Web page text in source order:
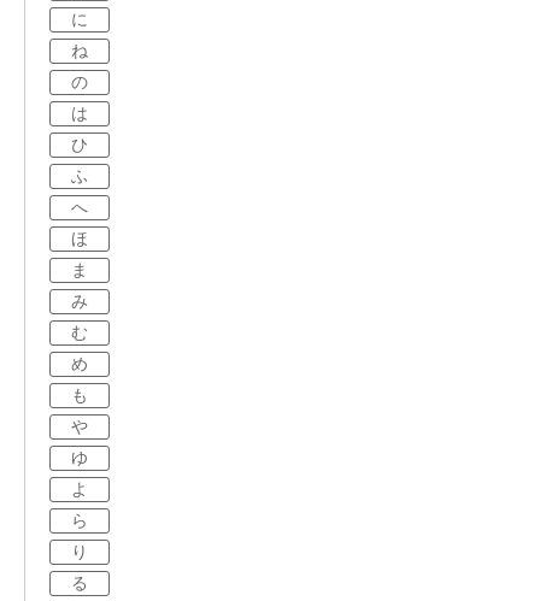
に
ね
の
は
ひ
ふ
へ
ほ
ま
み
む
め
も
や
ゆ
よ
ら
り
る